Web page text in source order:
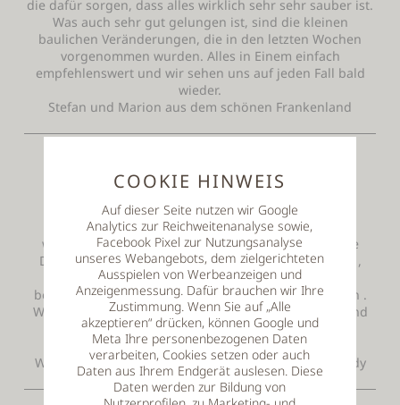
die dafür sorgen, dass alles wirklich sehr sehr sauber ist.
Was auch sehr gut gelungen ist, sind die kleinen
baulichen Veränderungen, die in den letzten Wochen
vorgenommen wurden. Alles in Einem einfach
empfehlenswert und wir sehen uns auf jeden Fall bald
wieder.
Stefan und Marion aus dem schönen Frankenland
Familie Kathan - Eintrag vom 16.6.2018 7:17 Uhr
Hallo Volker , wir möchten uns für die vier
wunderschönen Tage bei euch bedanken . Das erste
Dutzend ist jetzt voll , jetzt greifen wir das zweite an ,
denn für uns passt einfach alles und die Erholung
beginnt , wenn wir bei euch aus dem Auto aussteigen .
Wir möchten uns unseren Vorrednern anschließen und
uns bei Moni , deinem Team und bei dir für die
bisherigen Urlaube recht herzlich bedanken .
Weiter so , Grüße vom Bodensee von Renate und Andy
COOKIE HINWEIS
Auf dieser Seite nutzen wir Google
Analytics zur Reichweitenanalyse sowie,
Facebook Pixel zur Nutzungsanalyse
unseres Webangebots, dem zielgerichteten
Ausspielen von Werbeanzeigen und
Anzeigenmessung. Dafür brauchen wir Ihre
Zustimmung. Wenn Sie auf „Alle
akzeptieren“ drücken, können Google und
Meta Ihre personenbezogenen Daten
verarbeiten, Cookies setzen oder auch
Daten aus Ihrem Endgerät auslesen. Diese
Daten werden zur Bildung von